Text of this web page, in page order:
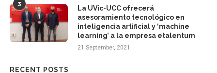
3
La UVic-UCC ofrecerá
asesoramiento tecnológico en
inteligencia artificial y ‘machine
learning’ a la empresa etalentum
21 September, 2021
RECENT POSTS